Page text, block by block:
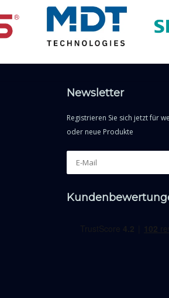
Newsletter
Registrieren Sie sich jetzt für
oder neue Produkte